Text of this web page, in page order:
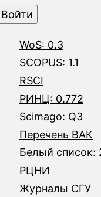
WoS: 0.3
SCOPUS: 1.1
RSCI
РИНЦ: 0.772
Scimago: Q3
Перечень ВАК
Белый список:
РЦНИ
Журналы СГУ